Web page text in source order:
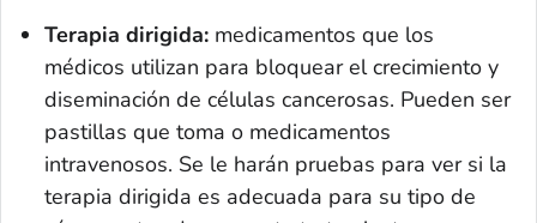
Terapia dirigida: medicamentos que los
médicos utilizan para bloquear el crecimiento y
diseminación de células cancerosas. Pueden ser
pastillas que toma o medicamentos
intravenosos. Se le harán pruebas para ver si la
terapia dirigida es adecuada para su tipo de